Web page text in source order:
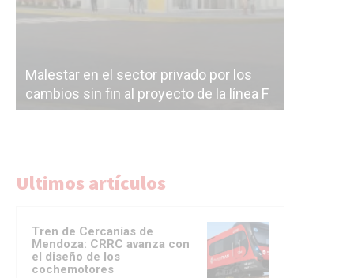
Malestar en el sector privado por los
cambios sin fin al proyecto de la línea F
Ultimos artículos
Tren de Cercanías de
Mendoza: CRRC avanza con
el diseño de los
cochemotores